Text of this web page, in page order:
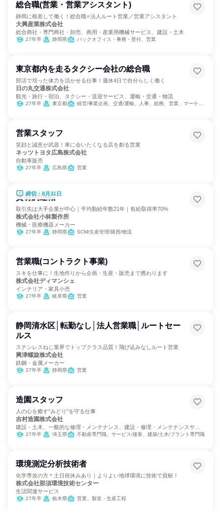
総合職(営業・営業アシスタント)
静岡に根差して働く！総合職⭐法人ルート営業／営業アシスタント
大興産業株式会社
総合商社・専門商社・卸売、商用・産業用機械サービス、建設・土木
27年卒 静岡県 バックオフィス・事務・受付、営業
東京都内を走るタクシー会社の総合職
部活で培った体力を活かせる仕事！週休4日で自分らしく働く
日の丸交通株式会社
観光・旅行・宿泊、タクシー・送迎サービス、運輸・交通・物流
27年卒 東京都 経営/事業企画、交通/運輸、人事、総務、営業、マーケティング・広告・宣伝
営業スタッフ
笑顔と誠意が武器！車に会いたくなる店を創る営業
ネッツトヨタ広島株式会社
自動車販売
27年卒 広島県 営業
締切：8月31日
資材調達職
取引先は大手企業が中心｜平均勤続年数21年｜有給取得率70%
株式会社小林製作所
機械・医療機器メーカー
27年卒 静岡県 SCM/生産管理/購買/物流
営業職(コントラクト事業)
スキを仕事に！生地作りから企画・生産・販売まで携わります
株式会社ディマンシェ
インテリア・家具小売
27年卒 岐阜県 営業
静岡清水区│転勤なし│法人営業職│ルートセー
ルス
ステンレスねじ業界でトップクラス品質！飛び込みなしルート営業
興津螺旋株式会社
鉄鋼・金属メーカー
27年卒 静岡県 営業
造園スタッフ
人の心を癒す“みどり”を守る仕事
吉村造園株式会社
建設・土木、一般的な修理・メンテナンス、建設・修理・メンテナンスサー
ビス27年卒 埼玉県 不動産専門職、サービス/接客、建築/土木/プラント専門職
環境測定分析技術者
化学専攻の方＊土日祝休みあり｜よりよい地球環境に技術で貢献！
株式会社那須環境技術センター
生活関連サービス
27年卒 栃木県 営業、製造・生産工程